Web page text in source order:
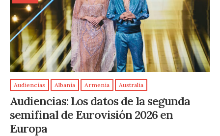
Audiencias Albania Armenia Australia
Audiencias: Los datos de la segunda
semifinal de Eurovisión 2026 en
Europa